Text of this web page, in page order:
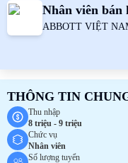
Nhân viên bán
ABBOTT VIỆT
THÔNG TIN
Thu nhập
8 triệu - 9 triệu
Chức vụ
Nhân viên
Số lượng tuyển